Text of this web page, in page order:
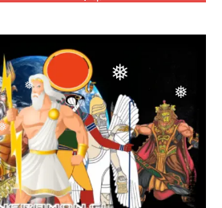
❅
❅
❅
❅ ❅
❅
❅